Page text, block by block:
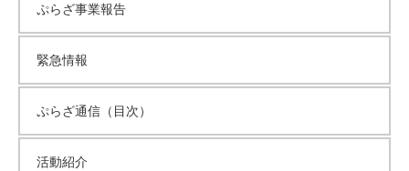
ぷらざ事業報告
緊急情報
ぷらざ通信（目次）
活動紹介